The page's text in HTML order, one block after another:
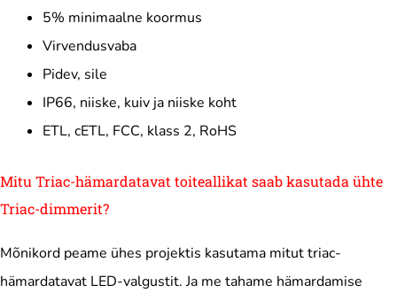
5% minimaalne koormus
Virvendusvaba
Pidev, sile
IP66, niiske, kuiv ja niiske koht
ETL, cETL, FCC, klass 2, RoHS
Mitu Triac-hämardatavat toiteallikat saab kasutada ühte
Triac-dimmerit?
Mõnikord peame ühes projektis kasutama mitut triac-
hämardatavat LED-valgustit. Ja me tahame hämardamise